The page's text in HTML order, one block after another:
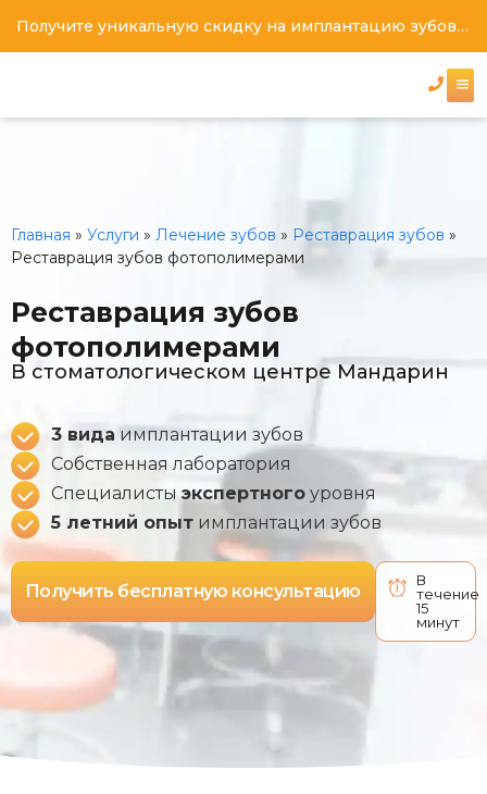
Получите уникальную скидку на имплантацию зубов под ключ
Главная » Услуги » Лечение зубов » Реставрация зубов »
Реставрация зубов фотополимерами
Реставрация зубов
фотополимерами
В стоматологическом центре Мандарин
3 вида имплантации зубов
Собственная лаборатория
Специалистыэкспертного уровня
5 летний опыт имплантации зубов
Получить бесплатную консультацию
В
течение
15
минут